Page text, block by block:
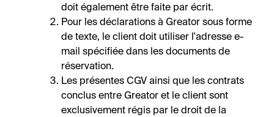
doit également être faite par écrit.
Pour les déclarations à Greator sous forme
de texte, le client doit utiliser l'adresse e-
mail spécifiée dans les documents de
réservation.
Les présentes CGV ainsi que les contrats
conclus entre Greator et le client sont
exclusivement régis par le droit de la